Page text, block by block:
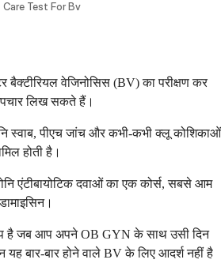
Test For Bv
बैक्टीरियल वेजिनोसिस (BV) का परीक्षण कर
लिख सकते हैं।
स्वाब, पीएच जांच और कभी-कभी क्लू कोशिकाओं
होती है।
एंटीबायोटिक दवाओं का एक कोर्स, सबसे आम
है जब आप अपने OB GYN के साथ उसी दिन
बार-बार होने वाले BV के लिए आदर्श नहीं है